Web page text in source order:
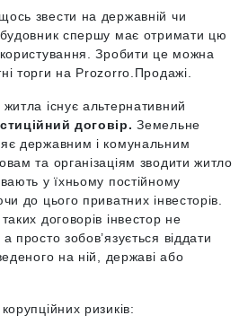
звести на державній чи
спершу має отримати цю
Зробити це можна
торги на Prozorro.Продажі.
існує альтернативний
договір. Земельне
державним і комунальним
та організаціям зводити житло
у їхньому постійному
до цього приватних інвесторів.
договорів інвестор не
просто зобов’язується віддати
на ній, державі або
ризиків: